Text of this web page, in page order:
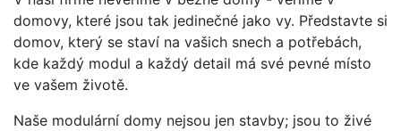
domovy, které jsou tak jedinečné jako vy. Představte si
domov, který se staví na vašich snech a potřebách,
kde každý modul a každý detail má své pevné místo
ve vašem životě.
Naše modulární domy nejsou jen stavby; jsou to živé